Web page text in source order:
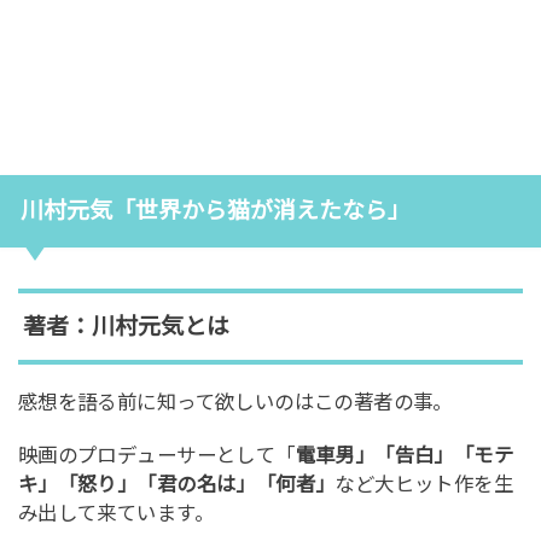
川村元気「世界から猫が消えたなら」
著者：川村元気とは
感想を語る前に知って欲しいのはこの著者の事。
映画のプロデューサーとして「電車男」「告白」「モテ
キ」「怒り」「君の名は」「何者」 など大ヒット作を生
み出して来ています。